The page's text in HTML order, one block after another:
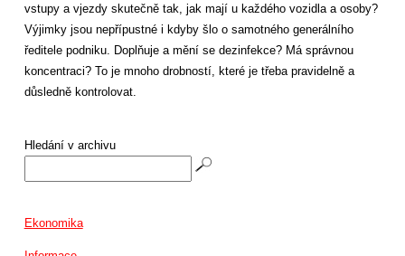
vstupy a vjezdy skutečně tak, jak mají u každého vozidla a osoby?
Výjimky jsou nepřípustné i kdyby šlo o samotného generálního
ředitele podniku. Doplňuje a mění se dezinfekce? Má správnou
koncentraci? To je mnoho drobností, které je třeba pravidelně a
důsledně kontrolovat.
Hledání v archivu
Ekonomika